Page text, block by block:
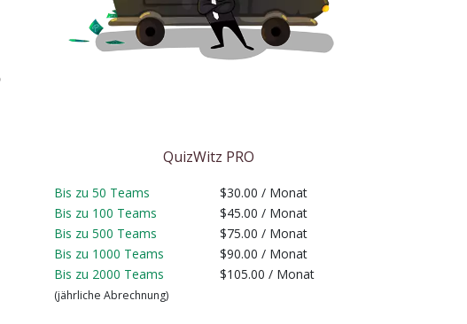
QuizWitz PRO
Bis zu 50 Teams $30.00 / Monat
Bis zu 100 Teams
$45.00 / Monat
Bis zu 500 Teams
$75.00 / Monat
Bis zu 1000 Teams
$90.00 / Monat
Bis zu 2000 Teams
$105.00 / Monat
(jährliche Abrechnung)